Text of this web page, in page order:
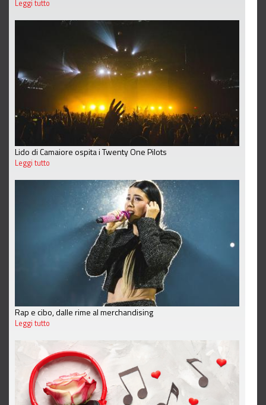
Leggi tutto
Lido di Camaiore ospita i Twenty One Pilots
Leggi tutto
Rap e cibo, dalle rime al merchandising
Leggi tutto